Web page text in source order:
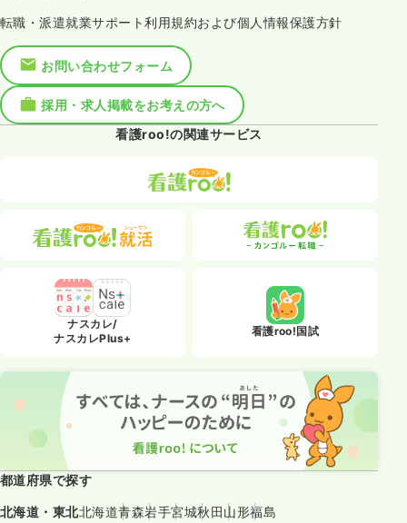
転職・派遣就業サポート利用規約および個人情報保護方針
お問い合わせフォーム
採用・求人掲載をお考えの方へ
看護roo!の関連サービス
ナスカレ/
ナスカレPlus+
看護roo!国試
都道府県で探す
北海道・東北北海道青森岩手宮城秋田山形福島